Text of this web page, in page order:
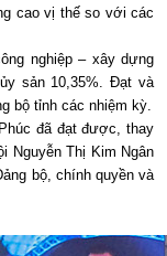
cao vị thế so với các
nghiệp – xây dựng
sản 10,35%. Đạt và
bộ tỉnh các nhiệm kỳ.
đã đạt được, thay
Nguyễn Thị Kim Ngân
bộ, chính quyền và